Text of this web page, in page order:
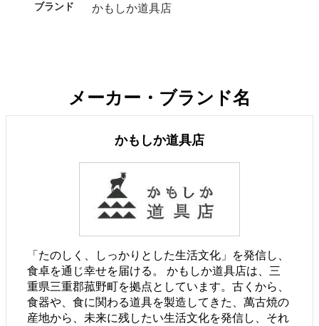
ブランド かもしか道具店
メーカー・ブランド名
かもしか道具店
「たのしく、しっかりとした生活文化」を発信し、
食卓を通じ幸せを届ける。 かもしか道具店は、三
重県三重郡菰野町を拠点としています。古くから、
食器や、食に関わる道具を製造してきた、萬古焼の
産地から、未来に残したい生活文化を発信し、それ